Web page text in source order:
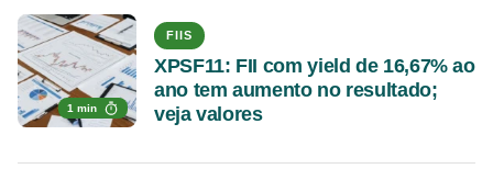
1 min
FIIS
XPSF11: FII com yield de 16,67% ao
ano tem aumento no resultado;
veja valores